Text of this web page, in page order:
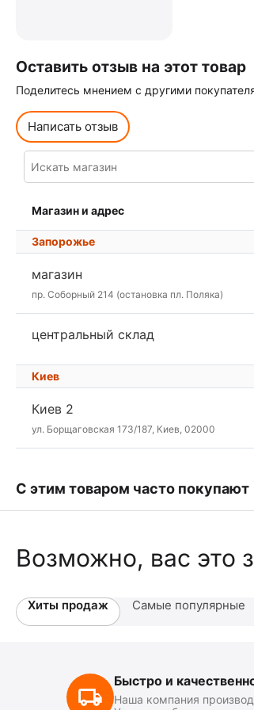
Оставить отзыв на этот товар
Поделитесь мнением с другими
Написать отзыв
Магазин и адрес
Запорожье
магазин
пр. Соборный 214 (остановка пл. Поляка)
центральный склад
Киев
Киев 2
ул. Борщаговская 173/187, Киев, 02000
С этим товаром часто покупают
Возможно, вас это
Хиты продаж Самые популярные
Быстро и
Наша компания